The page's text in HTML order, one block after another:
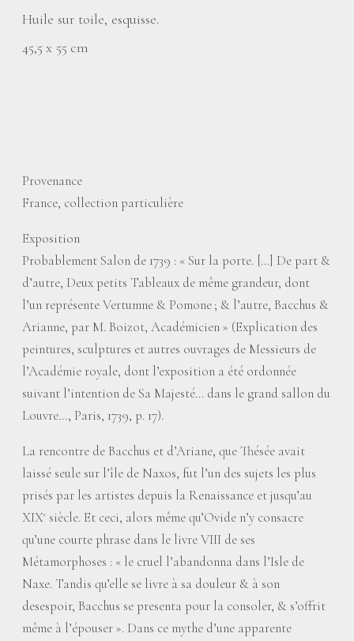
Huile sur toile, esquisse.
45,5 x 55 cm
Provenance
France, collection particulière
Exposition
Probablement Salon de 1739 : « Sur la porte. [...] De part &
d’autre, Deux petits Tableaux de même grandeur, dont
l’un représente Vertumne & Pomone; & l’autre, Bacchus &
Arianne, par M. Boizot, Académicien» (Explication des
peintures, sculptures et autres ouvrages de Messieurs de
l’Académie royale, dont l’exposition a été ordonnée
suivant l’intention de Sa Majesté... dans le grand sallon du
Louvre..., Paris, 1739, p. 17).
La rencontre de Bacchus et d’Ariane, que Thésée avait
laissé seule sur l’île de Naxos, fut l’un des sujets les plus
prisés par les artistes depuis la Renaissance et jusqu’au
XIXe siècle. Et ceci, alors même qu’Ovide n’y consacre
qu’une courte phrase dans le livre VIII de ses
Métamorphoses : « le cruel l’abandonna dans l’Isle de
Naxe. Tandis qu’elle se livre à sa douleur & à son
desespoir, Bacchus se presenta pour la consoler, & s’offrit
même à l’épouser». Dans ce mythe d’une apparente